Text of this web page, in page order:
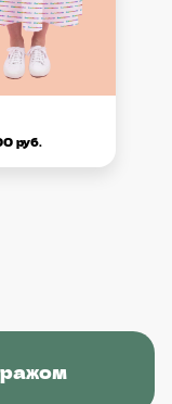
руб.